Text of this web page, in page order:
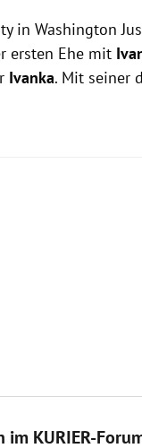
in Washington
ersten Ehe mit
Ivanka. Mit seiner